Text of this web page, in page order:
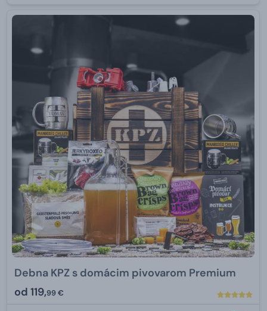
Debna KPZ s domácim pivovarom Premium
od 119,99 €